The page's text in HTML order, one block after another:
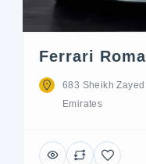
Ferrari
683 Sheikh
Emirates